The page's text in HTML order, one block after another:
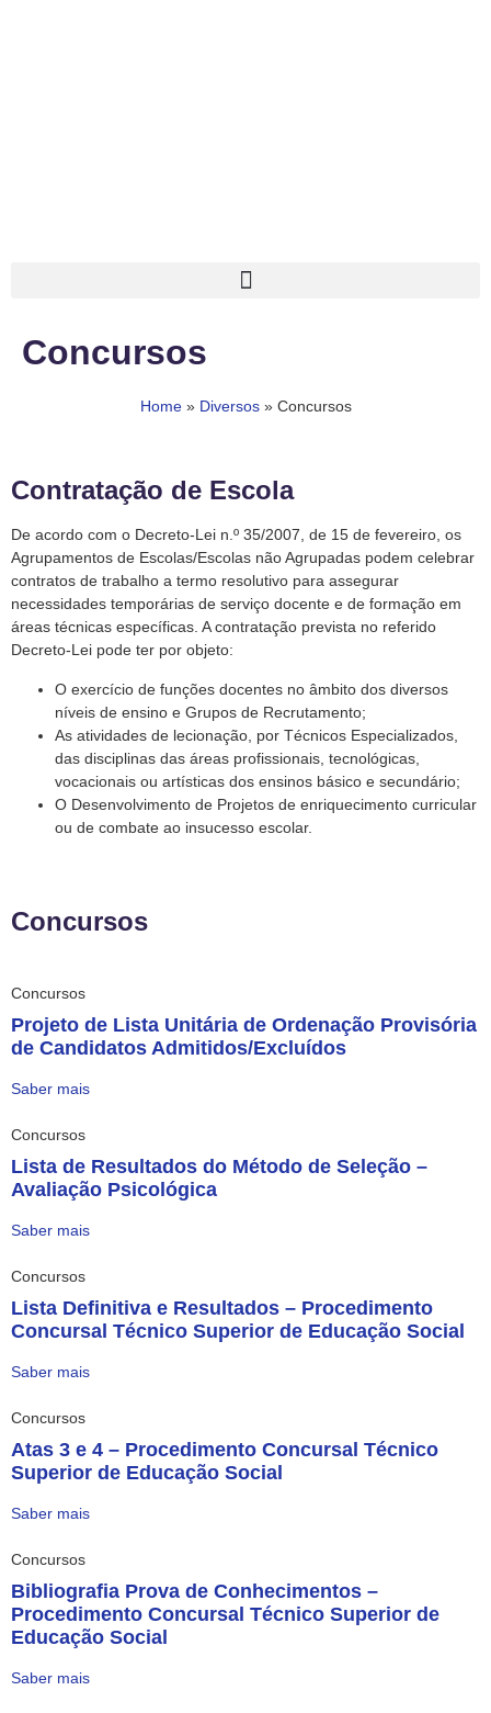
Concursos
Home» Diversos» Concursos
Contratação de Escola
De acordo com o Decreto-Lei n.º 35/2007, de 15 de fevereiro, os
Agrupamentos de Escolas/Escolas não Agrupadas podem celebrar
contratos de trabalho a termo resolutivo para assegurar
necessidades temporárias de serviço docente e de formação em
áreas técnicas específicas. A contratação prevista no referido
Decreto-Lei pode ter por objeto:
O exercício de funções docentes no âmbito dos diversos
níveis de ensino e Grupos de Recrutamento;
As atividades de lecionação, por Técnicos Especializados,
das disciplinas das áreas profissionais, tecnológicas,
vocacionais ou artísticas dos ensinos básico e secundário;
O Desenvolvimento de Projetos de enriquecimento curricular
ou de combate ao insucesso escolar.
Concursos
Concursos
Projeto de Lista Unitária de Ordenação Provisória
de Candidatos Admitidos/Excluídos
Saber mais
Concursos
Lista de Resultados do Método de Seleção –
Avaliação Psicológica
Saber mais
Concursos
Lista Definitiva e Resultados – Procedimento
Concursal Técnico Superior de Educação Social
Saber mais
Concursos
Atas 3 e 4 – Procedimento Concursal Técnico
Superior de Educação Social
Saber mais
Concursos
Bibliografia Prova de Conhecimentos –
Procedimento Concursal Técnico Superior de
Educação Social
Saber mais